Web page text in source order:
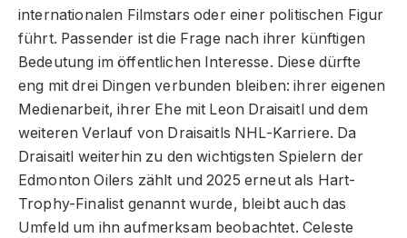
internationalen Filmstars oder einer politischen Figur
führt. Passender ist die Frage nach ihrer künftigen
Bedeutung im öffentlichen Interesse. Diese dürfte
eng mit drei Dingen verbunden bleiben: ihrer eigenen
Medienarbeit, ihrer Ehe mit Leon Draisaitl und dem
weiteren Verlauf von Draisaitls NHL-Karriere. Da
Draisaitl weiterhin zu den wichtigsten Spielern der
Edmonton Oilers zählt und 2025 erneut als Hart-
Trophy-Finalist genannt wurde, bleibt auch das
Umfeld um ihn aufmerksam beobachtet. Celeste